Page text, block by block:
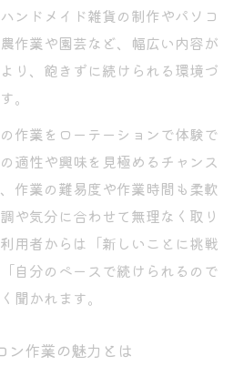
ンドメイド雑貨の制作やパソコ
作業や園芸など、幅広い内容が
り、飽きずに続けられる環境づ
。
作業をローテーションで体験で
適性や興味を見極めるチャンス
作業の難易度や作業時間も柔軟
や気分に合わせて無理なく取り
用者からは「新しいことに挑戦
自分のペースで続けられるので
聞かれます。
ン作業の魅力とは